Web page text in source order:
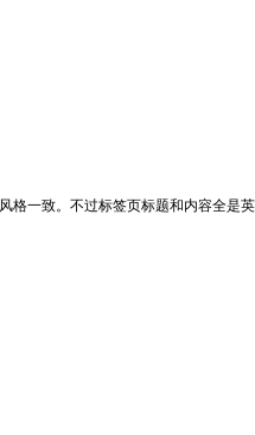
一致。不过标签页标题和内容全